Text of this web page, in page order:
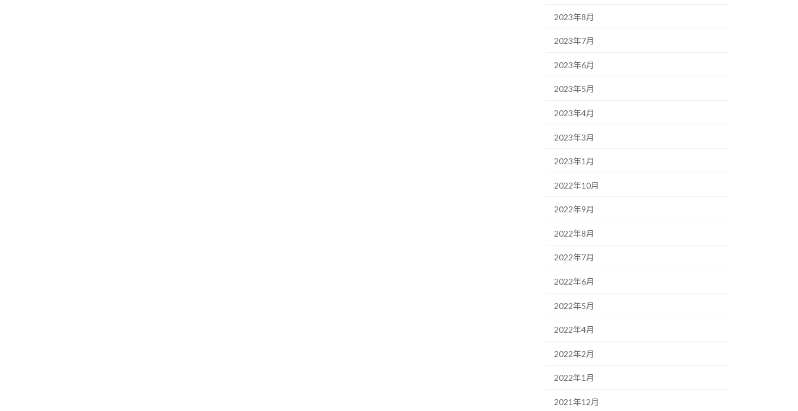
2023年8月
2023年7月
2023年6月
2023年5月
2023年4月
2023年3月
2023年1月
2022年10月
2022年9月
2022年8月
2022年7月
2022年6月
2022年5月
2022年4月
2022年2月
2022年1月
2021年12月